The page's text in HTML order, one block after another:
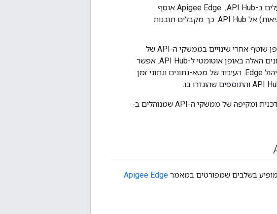
אם התוספים הרלוונטיים מופעלים ב-API Hub, ‏ Apigee Edge אוסף
ושולח גם נתונים בזמן ריצה (למשל, ניתוח תנועה, שיעורי שגיאות) אל API Hub. כך מקבלים תובנות
שילוב המחבר של API Hub עוקב באופן שוטף אחרי שינויים בממשקי ה-API של
Apigee Edge (למשל, פריסות חדשות, שינויים) ומעביר את העדכונים האלה באופן אוטומטי ל-API Hub. אפשר
לשלוח שאילתה לגבי סטטוס השילוב באמצעות ממשקי ה-API לניהול Edge. העיבוד של מטא-נתונים ונתוני זמן
זרימת הנתונים החלקה הזו מבטיחה שמרכז ה-API תמיד ישקף תצוגה עדכנית ומקיפה של ממשקי ה-API שמנוהלים ב-
Apigee Edge